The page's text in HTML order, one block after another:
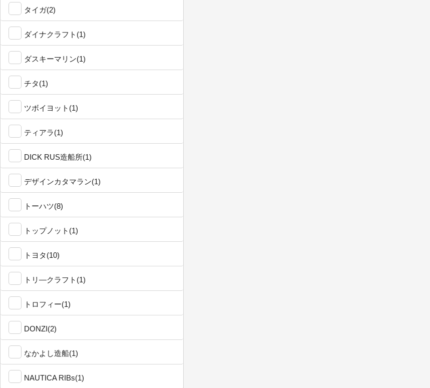
タイガ(2)
ダイナクラフト(1)
ダスキーマリン(1)
チタ(1)
ツボイヨット(1)
ティアラ(1)
DICK RUS造船所(1)
デザインカタマラン(1)
トーハツ(8)
トップノット(1)
トヨタ(10)
トリ―クラフト(1)
トロフィー(1)
DONZI(2)
なかよし造船(1)
NAUTICA RIBs(1)